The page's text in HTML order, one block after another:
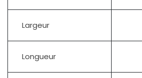
Largeur
Longueur